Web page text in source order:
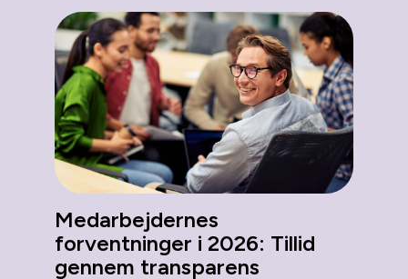
Medarbejdernes
forventninger i 2026: Tillid
gennem transparens